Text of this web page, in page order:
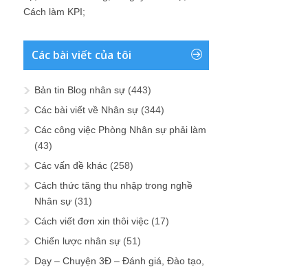
Cách làm KPI;
Các bài viết của tôi
Bản tin Blog nhân sự (443)
Các bài viết về Nhân sự (344)
Các công việc Phòng Nhân sự phải làm
(43)
Các vấn đề khác (258)
Cách thức tăng thu nhập trong nghề
Nhân sự (31)
Cách viết đơn xin thôi việc (17)
Chiến lược nhân sự (51)
Dạy – Chuyện 3Đ – Đánh giá, Đào tạo,